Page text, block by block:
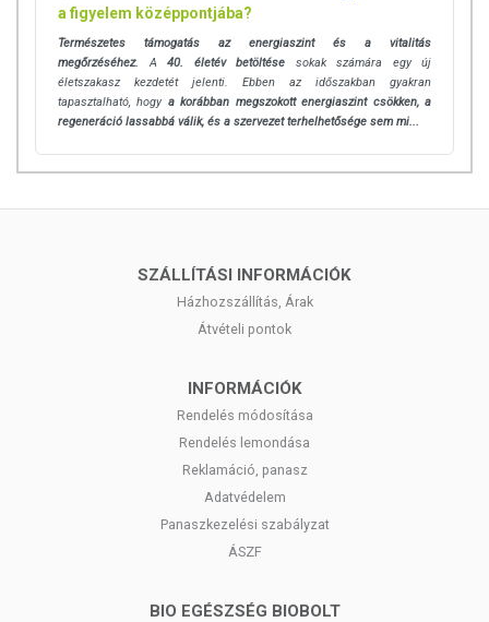
a figyelem középpontjába?
Természetes támogatás az energiaszint és a vitalitás
megőrzéséhez. A 40. életév betöltése sokak számára egy új
életszakasz kezdetét jelenti. Ebben az időszakban gyakran
tapasztalható, hogy a korábban megszokott energiaszint csökken, a
regeneráció lassabbá válik, és a szervezet terhelhetősége sem mi...
SZÁLLÍTÁSI INFORMÁCIÓK
Házhozszállítás, Árak
Átvételi pontok
INFORMÁCIÓK
Rendelés módosítása
Rendelés lemondása
Reklamáció, panasz
Adatvédelem
Panaszkezelési szabályzat
ÁSZF
BIO EGÉSZSÉG BIOBOLT